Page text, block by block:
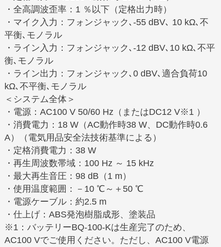
・全高調波歪率：1 ％以下（定格出力時）
・マイク入力：フォンジャック､-55 dBV､ 10 kΩ､不
平衡､モノラル
・ライン入力：フォンジャック､-12 dBV､10 kΩ､不平
衡､モノラル
・ライン出力：フォンジャック､0 dBV､適合負荷10
kΩ､不平衡､モノラル
＜システム全体＞
・電源：AC100 V 50/60 Hz（またはDC12 V※1 ）
・消費電力：18 W（AC動作時38 W、DC動作時0.6
A）（電気用品安全法技術基準による）
・定格消費電力：38 W
・再生周波数帯域：100 Hz ～ 15 kHz
・最大再生音圧：98 dB（1 m）
・使用温度範囲：－10 ℃～＋50 ℃
・電源ケーブル：約2.5 m
・仕上げ：ABS発泡樹脂成形、塗装品
※1：バッテリーBQ-100-Kは生産完了のため、
AC100 Vでご使用ください。ただし、AC100 V電源